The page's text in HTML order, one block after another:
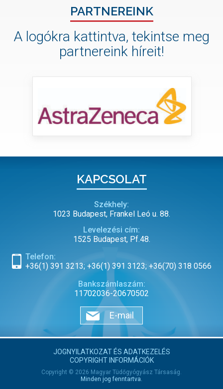
PARTNEREINK
A logókra kattintva, tekintse meg
partnereink híreit!
KAPCSOLAT
Székhely:
1023 Budapest, Frankel Leó u. 88.
Levelezési cím:
1525 Budapest, Pf.48.
Telefon:
+36(1) 391 3213; +36(1) 391 3123; +36(70) 318 0566
Bankszámlaszám:
11702036-20670502
E-mail
JOGNYILATKOZAT ÉS ADATKEZELÉS
COPYRIGHT INFORMÁCIÓK
Copyright © 2026 Magyar Tüdőgyógyász Társaság.
Minden jog fenntartva.